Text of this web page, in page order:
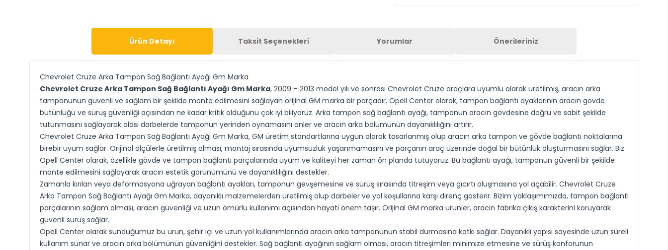
Ürün Detayı Taksit Seçenekleri Yorumlar Önerileriniz
Chevrolet Cruze Arka Tampon Sağ Bağlantı Ayağı Gm Marka
Chevrolet Cruze Arka Tampon Sağ Bağlantı Ayağı Gm Marka, 2009 – 2013 model yılı ve sonrası Chevrolet Cruze araçlara uyumlu olarak üretilmiş, aracın arka
tamponunun güvenli ve sağlam bir şekilde monte edilmesini sağlayan orijinal GM marka bir parçadır. Opell Center olarak, tampon bağlantı ayaklarının aracın gövde
bütünlüğü ve sürüş güvenliği açısından ne kadar kritik olduğunu çok iyi biliyoruz. Arka tampon sağ bağlantı ayağı, tamponun aracın gövdesine doğru ve sabit şekilde
tutunmasını sağlayarak olası darbelerde tamponun yerinden oynamasını önler ve aracın arka bölümünün dayanıklılığını artırır.
Chevrolet Cruze Arka Tampon Sağ Bağlantı Ayağı Gm Marka, GM üretim standartlarına uygun olarak tasarlanmış olup aracın arka tampon ve gövde bağlantı noktalarına
birebir uyum sağlar. Orijinal ölçülerle üretilmiş olması, montaj sırasında uyumsuzluk yaşanmamasını ve parçanın araç üzerinde doğal bir bütünlük oluşturmasını sağlar. Biz
Opell Center olarak, özellikle gövde ve tampon bağlantı parçalarında uyum ve kaliteyi her zaman ön planda tutuyoruz. Bu bağlantı ayağı, tamponun güvenli bir şekilde
monte edilmesini sağlayarak aracın estetik görünümünü ve dayanıklılığını destekler.
Zamanla kırılan veya deformasyona uğrayan bağlantı ayakları, tamponun gevşemesine ve sürüş sırasında titreşim veya gıcırtı oluşmasına yol açabilir. Chevrolet Cruze
Arka Tampon Sağ Bağlantı Ayağı Gm Marka, dayanıklı malzemelerden üretilmiş olup darbeler ve yol koşullarına karşı direnç gösterir. Bizim yaklaşımımızda, tampon bağlantı
parçalarının sağlam olması, aracın güvenliği ve uzun ömürlü kullanımı açısından hayati önem taşır. Orijinal GM marka ürünler, aracın fabrika çıkış karakterini koruyarak
güvenli sürüş sağlar.
Opell Center olarak sunduğumuz bu ürün, şehir içi ve uzun yol kullanımlarında aracın arka tamponunun stabil durmasına katkı sağlar. Dayanıklı yapısı sayesinde uzun süreli
kullanım sunar ve aracın arka bölümünün güvenliğini destekler. Sağ bağlantı ayağının sağlam olması, aracın titreşimleri minimize etmesine ve sürüş konforunun